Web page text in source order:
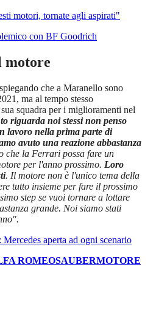
motori, tornate agli aspirati"
con BF Goodrich
motore
che a Maranello sono
ma al tempo stesso
squadra per i miglioramenti nel
riguarda noi stessi non penso
lavoro nella prima parte di
avuto una reazione abbastanza
che la Ferrari possa fare un
per l'anno prossimo. Loro
. Il motore non è l'unico tema della
tutto insieme per fare il prossimo
step se vuoi tornare a lottare
grande. Noi siamo stati
aperta ad ogni scenario
ROMEOSAUBERMOTORE